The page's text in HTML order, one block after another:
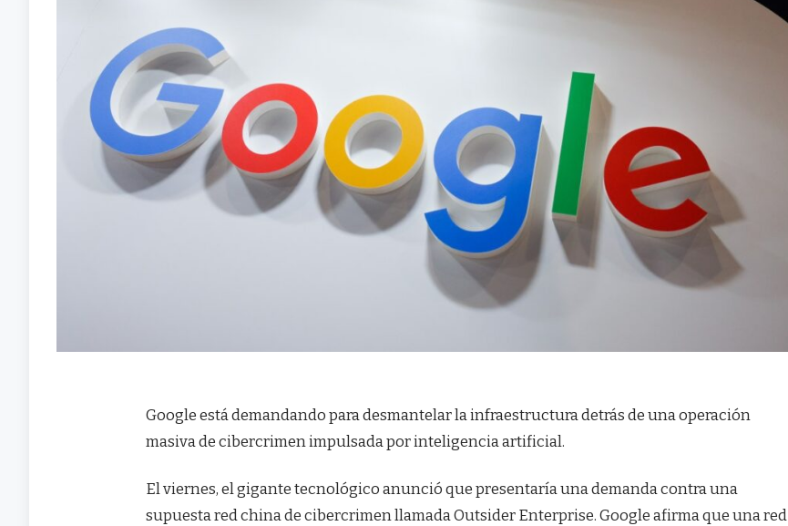
Google está demandando para desmantelar la infraestructura detrás de una operación
masiva de cibercrimen impulsada por inteligencia artificial.
El viernes, el gigante tecnológico anunció que presentaría una demanda contra una
supuesta red china de cibercrimen llamada Outsider Enterprise. Google afirma que una red